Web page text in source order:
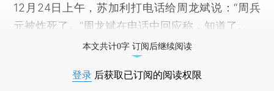
12月24日上午，苏加利打电话给周龙斌说：“周兵
元被炸死了。”周龙斌在电话中回应称，知道了。
本文共计0字 订阅后继续阅读
登录 后获取已订阅的阅读权限